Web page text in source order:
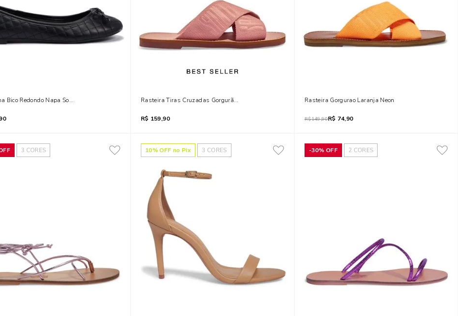
Bico Redondo Napa Soft Preto Laço Rasteira Tiras Cruzadas Gorgurão Rosa
R$ 159,90
Rasteira Gorgurao Laranja Neon
R$149,90R$ 74,90
3 CORES 10% OFF no Pix 3 CORES -30% OFF 2 CORES